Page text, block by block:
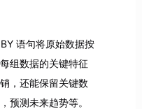
语句将原始数据按
组数据的关键特征
，还能保留关键数
预测未来趋势等。